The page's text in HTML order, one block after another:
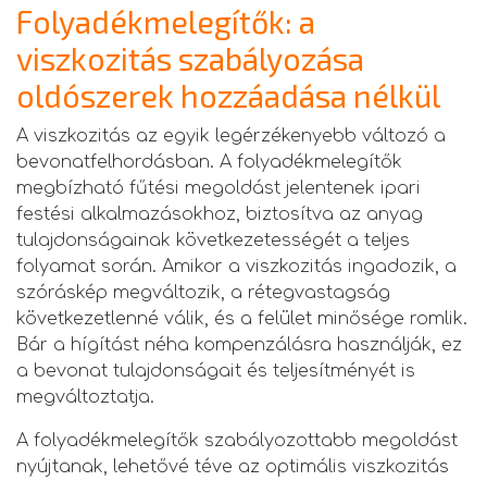
Folyadékmelegítők: a
viszkozitás szabályozása
oldószerek hozzáadása nélkül
A viszkozitás az egyik legérzékenyebb változó a
bevonatfelhordásban. A folyadékmelegítők
megbízható fűtési megoldást jelentenek ipari
festési alkalmazásokhoz, biztosítva az anyag
tulajdonságainak következetességét a teljes
folyamat során. Amikor a viszkozitás ingadozik, a
szóráskép megváltozik, a rétegvastagság
következetlenné válik, és a felület minősége romlik.
Bár a hígítást néha kompenzálásra használják, ez
a bevonat tulajdonságait és teljesítményét is
megváltoztatja.
A folyadékmelegítők szabályozottabb megoldást
nyújtanak, lehetővé téve az optimális viszkozitás